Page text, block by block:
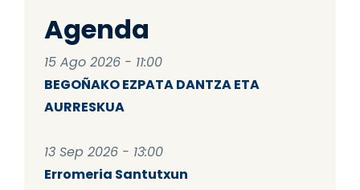
Agenda
15 Ago 2026 - 11:00
BEGOÑAKO EZPATA DANTZA ETA
AURRESKUA
13 Sep 2026 - 13:00
Erromeria Santutxun